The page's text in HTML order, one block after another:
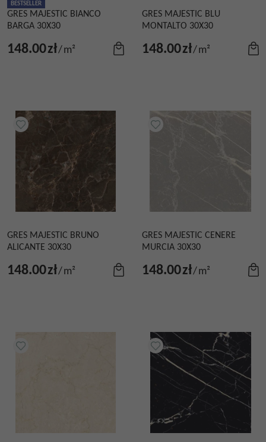
BESTSELLER
GRES MAJESTIC BIANCO
BARGA 30X30
148.00zł/m²
GRES MAJESTIC BLU
MONTALTO 30X30
148.00zł/m²
GRES MAJESTIC BRUNO
ALICANTE 30X30
148.00zł/m²
GRES MAJESTIC CENERE
MURCIA 30X30
148.00zł/m²